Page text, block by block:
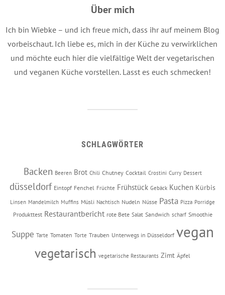
Über mich
Ich bin Wiebke – und ich freue mich, dass ihr auf meinem Blog
vorbeischaut. Ich liebe es, mich in der Küche zu verwirklichen
und möchte euch hier die vielfältige Welt der vegetarischen
und veganen Küche vorstellen. Lasst es euch schmecken!
SCHLAGWÖRTER
Backen Beeren Brot Chili Chutney Cocktail Crostini Curry Dessert
düsseldorf Eintopf Fenchel Früchte Frühstück Gebäck Kuchen Kürbis
Linsen Mandelmilch Muffins Müsli Nachtisch Nudeln Nüsse Pasta Pizza Porridge
Produkttest Restaurantbericht rote Bete Salat Sandwich scharf Smoothie
Suppe Tarte Tomaten Torte Trauben Unterwegs in Düsseldorf vegan
vegetarisch vegetarische Restaurants Zimt Äpfel